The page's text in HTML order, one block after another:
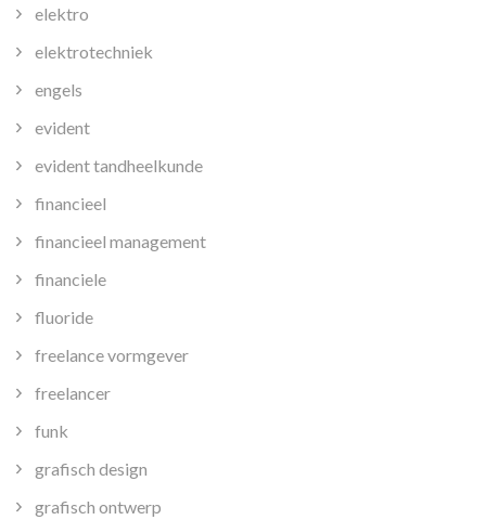
elektro
elektrotechniek
engels
evident
evident tandheelkunde
financieel
financieel management
financiele
fluoride
freelance vormgever
freelancer
funk
grafisch design
grafisch ontwerp